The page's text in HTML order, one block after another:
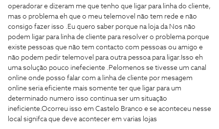
operadorar e dizeram me que tenho que ligar para linha do cliente,
mas o problema eh que o meu telemovel não tem rede e não
consigo fazer isso .Eu quero saber porque na loja da Nos não
podem ligar para linha de cliente para resolver o problema porque
existe pessoas que não tem contacto com pessoas ou amigo e
não podem pedir telemovel para outra pessoa para ligar.Isso eh
uma solução pouco inefeciente .Pelomenos se tivesse um canal
online onde posso falar com a linha de cliente por mesagem
online seria eficiente mais somente ter que ligar para um
determinado numero isso continua ser um situação
ineficiente.Ocorreu isso em Castelo Branco e se aconteceu nesse
local signifca que deve acontecer em varias lojas